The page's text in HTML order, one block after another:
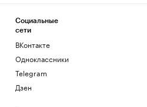
Социальные
сети
ВКонтакте
Одноклассники
Telegram
Дзен